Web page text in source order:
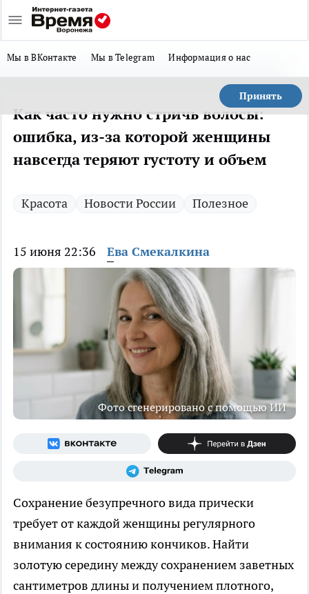
Мы в ВКонтакте Мы в Telegram Информация о нас
Принять
Как часто нужно стричь волосы:
ошибка, из-за которой женщины
навсегда теряют густоту и объем
Красота Новости России Полезное
15 июня 22:36 Ева Смекалкина
Фото сгенерировано с помощью ИИ
Сохранение безупречного вида прически
требует от каждой женщины регулярного
внимания к состоянию кончиков. Найти
золотую середину между сохранением заветных
сантиметров длины и получением плотного,